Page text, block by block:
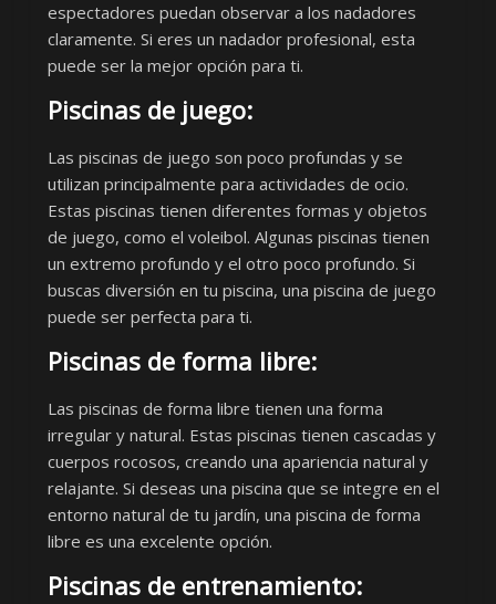
espectadores puedan observar a los nadadores
claramente. Si eres un nadador profesional, esta
puede ser la mejor opción para ti.
Piscinas de juego:
Las piscinas de juego son poco profundas y se
utilizan principalmente para actividades de ocio.
Estas piscinas tienen diferentes formas y objetos
de juego, como el voleibol. Algunas piscinas tienen
un extremo profundo y el otro poco profundo. Si
buscas diversión en tu piscina, una piscina de juego
puede ser perfecta para ti.
Piscinas de forma libre:
Las piscinas de forma libre tienen una forma
irregular y natural. Estas piscinas tienen cascadas y
cuerpos rocosos, creando una apariencia natural y
relajante. Si deseas una piscina que se integre en el
entorno natural de tu jardín, una piscina de forma
libre es una excelente opción.
Piscinas de entrenamiento: